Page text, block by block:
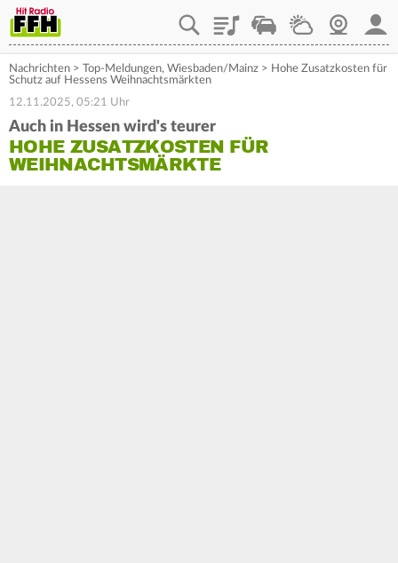
PlaylistStaupilotWetterWebcam
Nachrichten > Top-Meldungen, Wiesbaden/Mainz > Hohe Zusatzkosten für
Schutz auf Hessens Weihnachtsmärkten
12.11.2025, 05:21 Uhr
Auch in Hessen wird's teurer
HOHE ZUSATZKOSTEN FÜR
WEIHNACHTSMÄRKTE